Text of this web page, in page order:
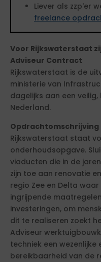
Liever als zzp'er
freelance
Voor Rijkswaterstaat
Adviseur Contract
Rijkswaterstaat is de
ministerie van
dagelijks aan een
Nederland.
Opdrachtomschrijving
Rijkswaterstaat staat
onderhoudsopgave.
viaducten die in de
zijn toe aan renovatie
regio Zee en Delta
ingrijpende
investeringen, om
dit te realiseren zoekt
Adviseur
techniek een
bereikbaarheid van de